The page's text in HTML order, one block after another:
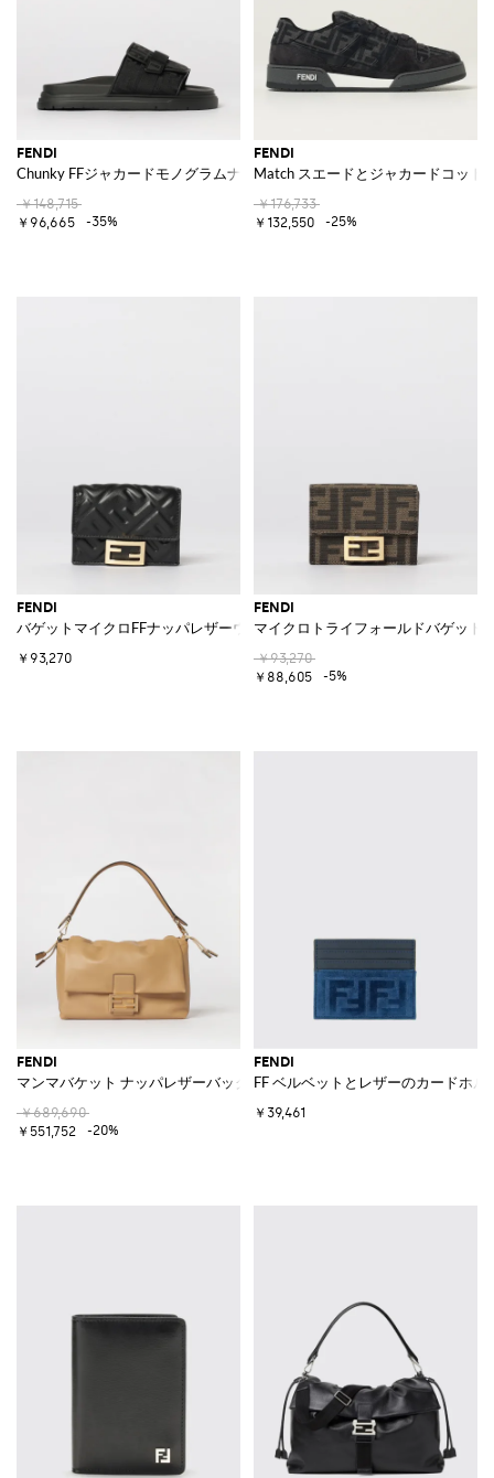
FENDI
Chunky FFジャカードモノグラムナイロンスライダー
￥148,715
￥96,665
-35%
FENDI
Match スエードとジャカードコット
￥176,733
￥132,550
-25%
FENDI
バゲットマイクロFFナッパレザーウォレット
￥93,270
FENDI
マイクロトライフォールドバゲット
￥93,270
￥88,605
-5%
FENDI
マンマバケット ナッパレザーバッグ
￥689,690
￥551,752
-20%
FENDI
FF ベルベットとレザーのカードホル
￥39,461